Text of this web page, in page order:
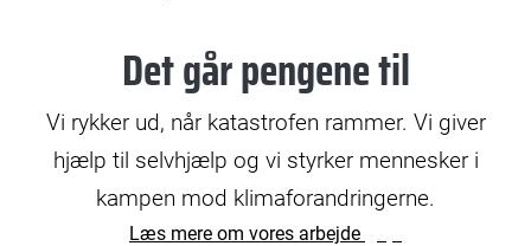
Det går pengene til
Vi rykker ud, når katastrofen rammer. Vi giver
hjælp til selvhjælp og vi styrker mennesker i
kampen mod klimaforandringerne.
Læs mere om vores arbejde